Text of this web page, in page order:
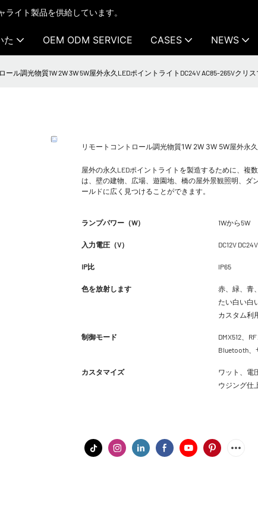
イト製品を供給しています。
た OEM ODM SERVICE CASES NEWS
ール調光物質1W 2W 3W 5W屋外永久LEDポイントライトDC24V AC85-265Vクリス
リモートコントロール調光物質1W 2W 3W 5W屋外
屋外の永久LEDポイントライトを製造するために、複
は、壁の建物、広場、遊園地、橋の屋外景観照明、ダ
ールドに広く見つけることができます。
ランプパワー（W） 1Wから5W
入力電圧（V） DC12V
IP比 IP65
色を放射します
赤、緑、青
たい白い白
カスタム利
制御モード
DMX512、
Bluetooth、
カスタマイズ
ワット、電
ウジング仕